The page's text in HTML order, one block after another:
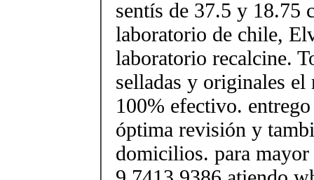
sentís de 37.5 y 18.75
laboratorio de chile,
laboratorio recalcine.
selladas y originales el
100% efectivo.
óptima revisión y
domicilios. para